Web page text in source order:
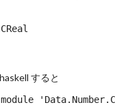
すると